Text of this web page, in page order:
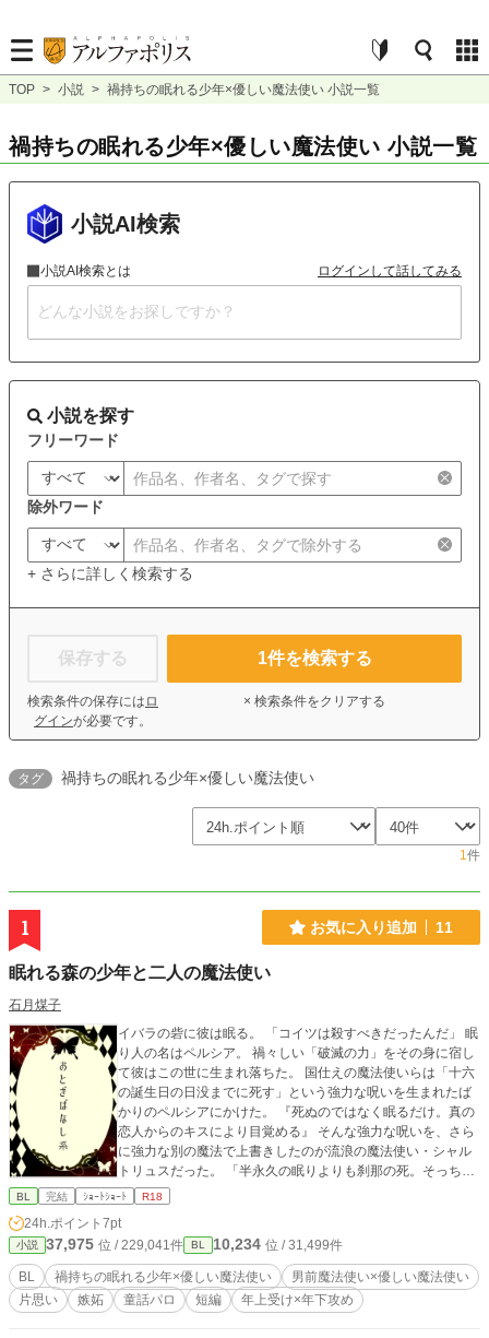
TOP > 小説 > 禍持ちの眠れる少年×優しい魔法使い 小説一覧
禍持ちの眠れる少年×優しい魔法使い 小説一覧
小説AI検索
小説AI検索とは ログインして話してみる
小説を探す
フリーワード
除外ワード
+ さらに詳しく検索する
保存する
検索条件の保存には ロ
グインが必要です。
1件を検索する
× 検索条件をクリアする
タグ 禍持ちの眠れる少年×優しい魔法使い
1件
1 お気に入り追加 11
眠れる森の少年と二人の魔法使い
石月煤子
イバラの砦に彼は眠る。 「コイツは殺すべきだったんだ」 眠
り人の名はペルシア。 禍々しい「破滅の力」をその身に宿し
て彼はこの世に生まれ落ちた。 国仕えの魔法使いらは「十六
の誕生日の日没までに死す」という強力な呪いを生まれたば
かりのペルシアにかけた。 『死ぬのではなく眠るだけ。真の
恋人からのキスにより目覚める』 そんな強力な呪いを、さら
に強力な別の魔法で上書きしたのが流浪の魔法使い・シャル
トリュスだった。 「半永久の眠りよりも刹那の死。そっちの
方が救済になったんじゃないのか、シャル」 「難しいことを
ドクラスにあるシャルトリュス。彼の一番弟子ラグドル。三
人の想いが交錯したとき、その眠りは解かれる。 【優しい魔
法使い総受け/眠れる森の美女パロ】
BL 完結 ｼｮｰﾄｼｮｰﾄ R18
24h.ポイント 7pt
小説 37,975 位 / 229,041件 BL 10,234 位 / 31,499件
BL 禍持ちの眠れる少年×優しい魔法使い
男前魔法使い×優しい魔法使い
片思い
嫉妬 童話パロ 短編 年上受け×年下攻め